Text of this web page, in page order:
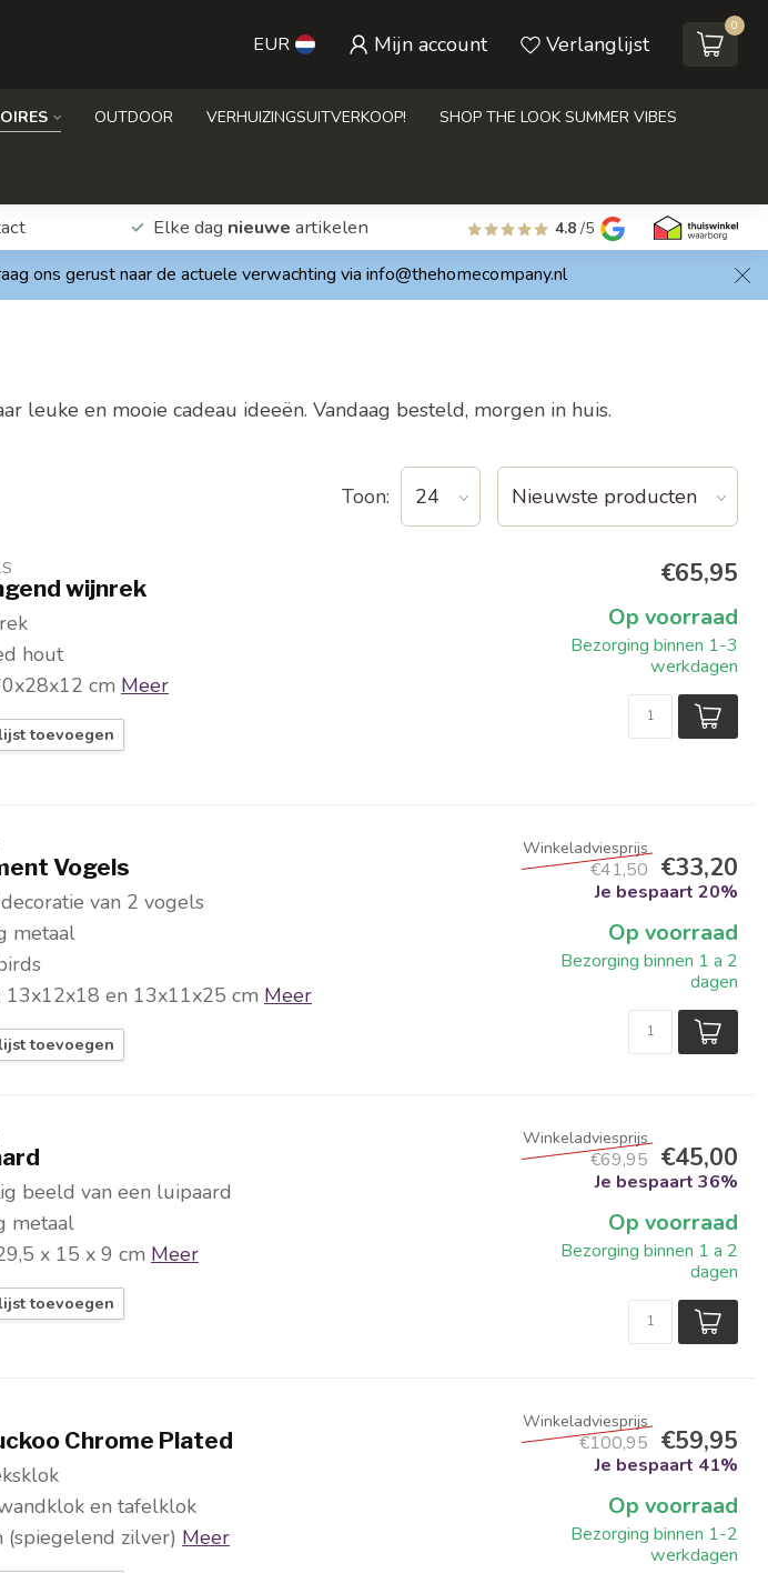
EUR Mijn account Verlanglijst
0
OUTDOOR VERHUIZINGSUITVERKOOP! SHOP THE LOOK SUMMER VIBES
Elke dag nieuwe artikelen 4.8 /5
ons gerust naar de actuele verwachting via info@thehomecompany.nl
leuke en mooie cadeau ideeën. Vandaag besteld, morgen in huis.
Toon:
wijnrek
hout
cm Meer
toevoegen
€65,95
Op voorraad
Bezorging binnen 1-3
werkdagen
Vogels
van 2 vogels
metaal
13x12x18 en 13x11x25 cm Meer
toevoegen
€41,50 €33,20
Je bespaart 20%
Op voorraad
Bezorging binnen 1 a 2
dagen
beeld van een luipaard
metaal
x 15 x 9 cm Meer
toevoegen
€69,95 €45,00
Je bespaart 36%
Op voorraad
Bezorging binnen 1 a 2
dagen
Chrome Plated
en tafelklok
(spiegelend zilver) Meer
€100,95 €59,95
Je bespaart 41%
Op voorraad
Bezorging binnen 1-2
werkdagen